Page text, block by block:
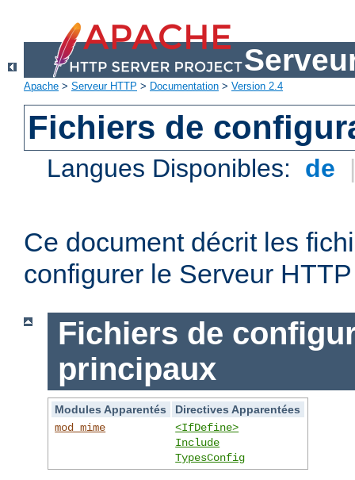
Apache > Serveur HTTP > Documentation > Version 2.4
Fichiers de
Langues Disponibles: de
Ce document décrit les
configurer le Serveur
Fichiers de
principaux
Modules Apparentés
Directives Apparentées
mod_mime
<IfDefine>
Include
TypesConfig